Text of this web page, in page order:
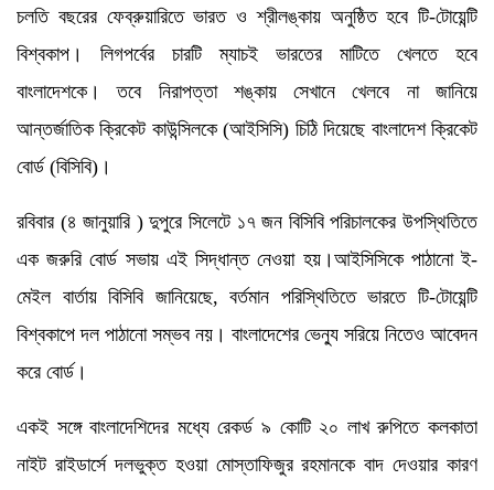
চলতি বছরের ফেব্রুয়ারিতে ভারত ও শ্রীলঙ্কায় অনুষ্ঠিত হবে টি-টোয়েন্টি
বিশ্বকাপ। লিগপর্বের চারটি ম্যাচই ভারতের মাটিতে খেলতে হবে
বাংলাদেশকে। তবে নিরাপত্তা শঙ্কায় সেখানে খেলবে না জানিয়ে
আন্তর্জাতিক ক্রিকেট কাউন্সিলকে (আইসিসি) চিঠি দিয়েছে বাংলাদেশ ক্রিকেট
বোর্ড (বিসিবি)।
রবিবার (৪ জানুয়ারি ) দুপুরে সিলেটে ১৭ জন বিসিবি পরিচালকের উপস্থিতিতে
এক জরুরি বোর্ড সভায় এই সিদ্ধান্ত নেওয়া হয়।আইসিসিকে পাঠানো ই-
মেইল বার্তায় বিসিবি জানিয়েছে, বর্তমান পরিস্থিতিতে ভারতে টি-টোয়েন্টি
বিশ্বকাপে দল পাঠানো সম্ভব নয়। বাংলাদেশের ভেন্যু সরিয়ে নিতেও আবেদন
করে বোর্ড।
একই সঙ্গে বাংলাদেশিদের মধ্যে রেকর্ড ৯ কোটি ২০ লাখ রুপিতে কলকাতা
নাইট রাইডার্সে দলভুক্ত হওয়া মোস্তাফিজুর রহমানকে বাদ দেওয়ার কারণ